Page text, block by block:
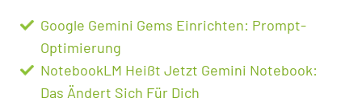
Google Gemini Gems Einrichten: Prompt-
Optimierung
NotebookLM Heißt Jetzt Gemini Notebook:
Das Ändert Sich Für Dich